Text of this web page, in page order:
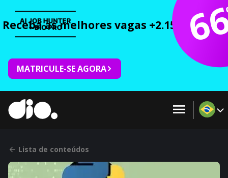
Receba as melhores vagas +2.150 cursos
MATRICULE-SE AGORA
Lista de conteúdos